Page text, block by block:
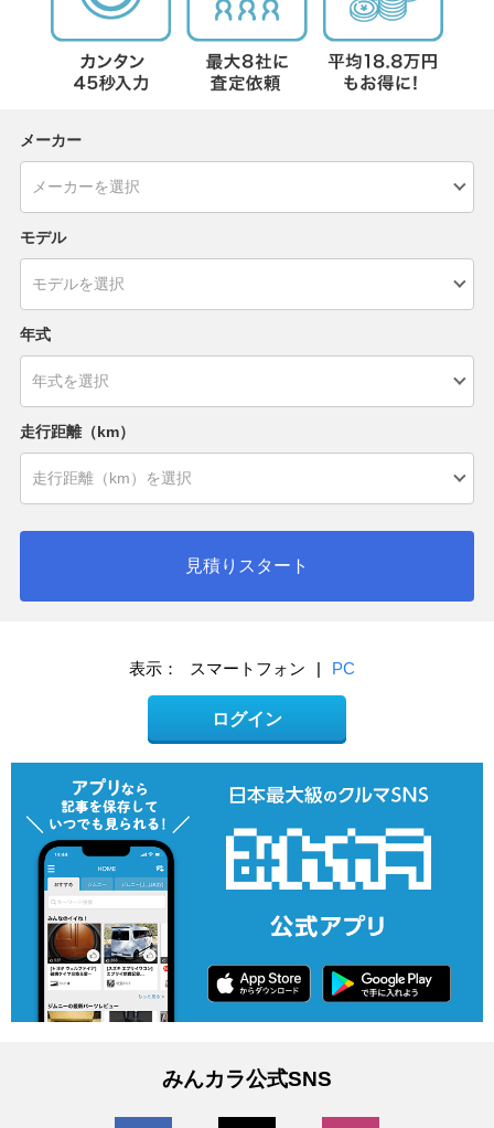
メーカー
モデル
年式
走行距離（km）
見積りスタート
表示： スマートフォン | PC
ログイン
みんカラ公式SNS